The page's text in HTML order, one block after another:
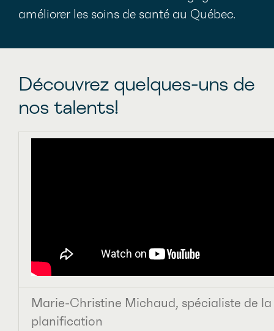
améliorer les soins de santé au Québec.
Découvrez quelques-uns de
nos talents!
Marie-Christine Michaud, spécialiste de la
planification